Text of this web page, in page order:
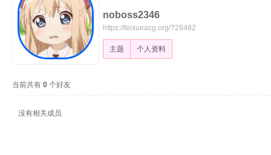
noboss2346
https://feixueacg.org/?28482
主题 个人资料
当前共有 0 个好友
没有相关成员